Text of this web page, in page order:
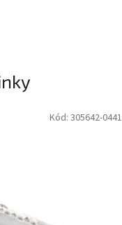
Kód: 305642-0441